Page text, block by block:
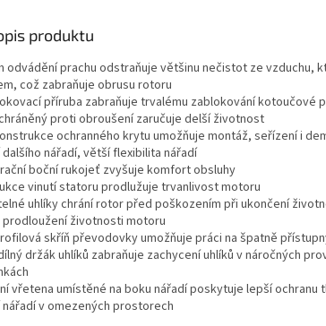
produktu
odvádění prachu odstraňuje většinu nečistot ze vzduchu,
což zabraňuje obrusu rotoru
příruba zabraňuje trvalému zablokování kotoučové
proti obroušení zaručuje delší životnost
ochranného krytu umožňuje montáž, seřízení i
nářadí, větší flexibilita nářadí
boční rukojeť zvyšuje komfort obsluhy
vinutí statoru prodlužuje trvanlivost motoru
uhlíky chrání rotor před poškozením při ukončení
životnosti motoru
skříň převodovky umožňuje práci na špatně
držák uhlíků zabraňuje zachycení uhlíků v náročných
vřetena umístěné na boku nářadí poskytuje lepší ochranu
v omezených prostorech